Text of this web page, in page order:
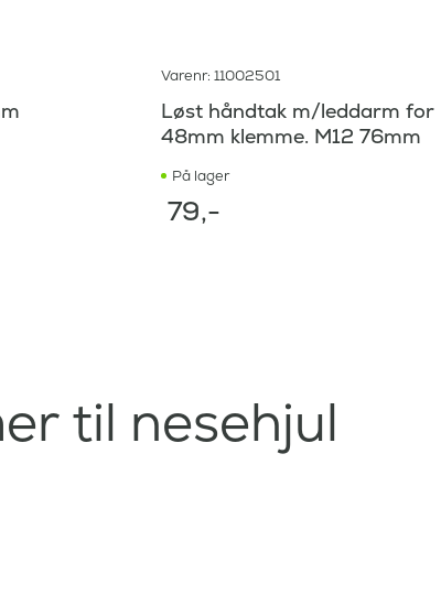
Varenr: 11002501
Løst håndtak m/leddarm for
48mm klemme. M12 76mm
På lager
79,-
til nesehjul